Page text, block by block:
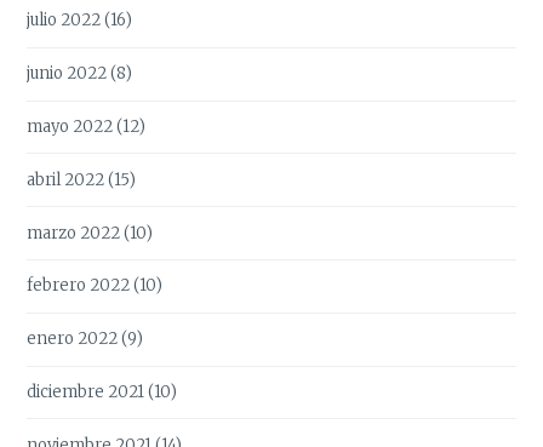
julio 2022(16)
junio 2022(8)
mayo 2022(12)
abril 2022(15)
marzo 2022(10)
febrero 2022(10)
enero 2022(9)
diciembre 2021(10)